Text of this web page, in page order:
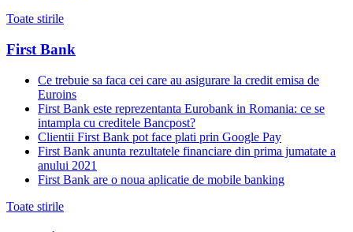
Toate stirile
First Bank
Ce trebuie sa faca cei care au asigurare la credit emisa de
Euroins
First Bank este reprezentanta Eurobank in Romania: ce se
intampla cu creditele Bancpost?
Clientii First Bank pot face plati prin Google Pay
First Bank anunta rezultatele financiare din prima jumatate a
anului 2021
First Bank are o noua aplicatie de mobile banking
Toate stirile